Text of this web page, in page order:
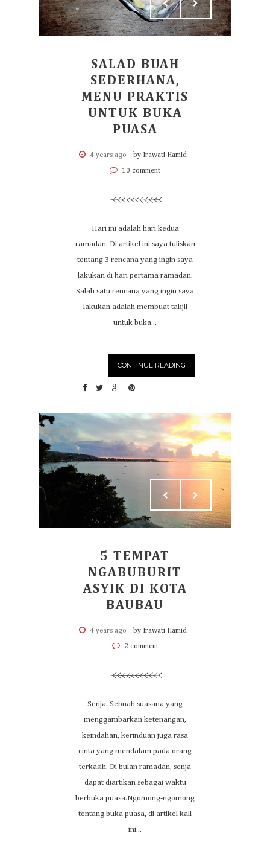
SALAD BUAH
SEDERHANA,
MENU PRAKTIS
UNTUK BUKA
PUASA
4 years ago by Irawati Hamid
10 comment
Hari ini adalah hari kedua
ramadan. Di artikel ini saya tuliskan
tentang 3 rencana yang ingin saya
lakukan di hari pertama ramadan.
Salah satu rencana yang ingin saya
lakukan adalah membuat takjil
untuk buka...
CONTINUE READING
5 TEMPAT
NGABUBURIT
ASYIK DI KOTA
BAUBAU
4 years ago by Irawati Hamid
2 comment
Senja. Sebuah suasana yang
menggambarkan ketenangan,
keindahan, kerinduan juga rasa
cinta yang mendalam pada orang
terkasih. Di bulan ramadan, senja
dapat diartikan sebagai waktu
berbuka puasa.Ngomong-ngomong
tentang buka puasa, di artikel kali
ini...